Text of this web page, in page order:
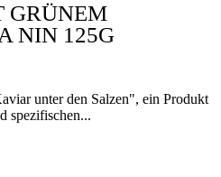
GRÜNEM
NIN 125G
unter den Salzen", ein Produkt
spezifischen...